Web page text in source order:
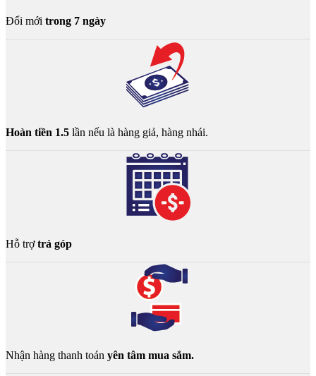
Đổi mới trong 7 ngày
Hoàn tiền 1.5 lần nếu là hàng giả, hàng nhái.
Hỗ trợtrả góp
Nhận hàng thanh toán yên tâm mua sắm.